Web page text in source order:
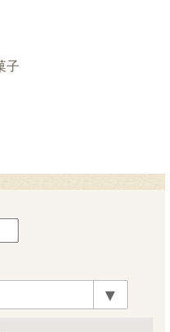
子